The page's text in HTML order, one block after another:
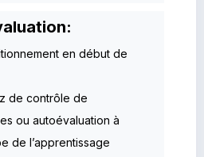
en début de
de contrôle de
ou autoévaluation à
de l’apprentissage